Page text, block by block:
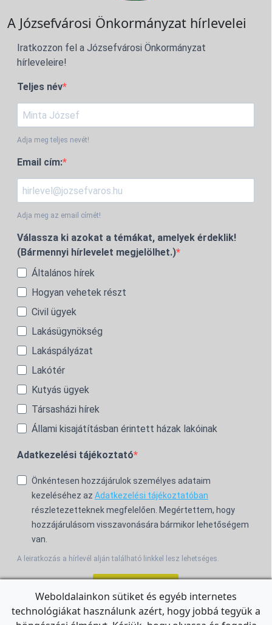
A Józsefvárosi Önkormányzat hírlevelei
Iratkozzon fel a Józsefvárosi Önkormányzat
hírleveleire!
Teljes név
Adja meg teljes nevét!
Email cím:
Adja meg az email címét!
Válassza ki azokat a témákat, amelyek érdeklik!
(Bármennyi hírlevelet megjelölhet.)
Általános hírek
Hogyan vehetek részt
Civil ügyek
Lakásügynökség
Lakáspályázat
Lakótér
Kutyás ügyek
Társasházi hírek
Állami kisajátításban érintett házak lakóinak
Adatkezelési tájékoztató
Önkéntesen hozzájárulok személyes adataim
kezeléséhez az Adatkezelési tájékoztatóban
részletezetteknek megfelelően. Megértettem, hogy
hozzájárulásom visszavonására bármikor lehetőségem
van.
A leiratkozás a hírlevél alján található linkkel lesz lehetséges.
For the English Newsletter, clickHERE.
Weboldalainkon sütiket és egyéb internetes
technológiákat használunk azért, hogy jobbá tegyük a